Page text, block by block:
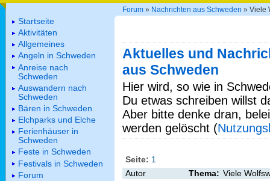
Forum » Nachrichten aus Schweden » Viele
Aktuelles und
aus Schweden
Hier wird, so wie in
Du etwas schreiben willst
Aber bitte denke dran,
werden gelöscht (
Seite: 1
Autor
Thema: Viele
Startseite
Aktivitäten
Allgemeines
Angeln in Schweden
Anreise nach
Schweden
Auswandern nach
Schweden
Bären in Schweden
Elchparks und Elche
Ferienhäuser in
Schweden
Feste in Schweden
Festivals in Schweden
Forum